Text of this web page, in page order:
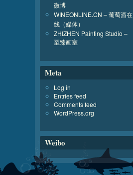
微博
WINEONLINE.CN – 葡萄酒在
线（媒体）
ZHIZHEN Painting Studio –
至臻画室
Meta
Log in
Entries feed
Comments feed
WordPress.org
Weibo